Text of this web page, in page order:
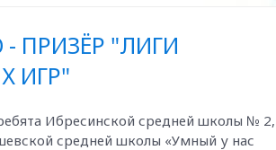
ПРИЗЁР "ЛИГИ
ИГР"
Ибресинской средней школы № 2,
средней школы «Умный у нас